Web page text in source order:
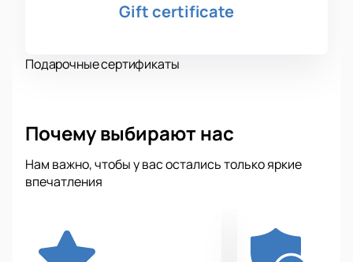
Gift certificate
Подарочные сертификаты
Почему выбирают нас
Нам важно, чтобы у вас остались только яркие
впечатления